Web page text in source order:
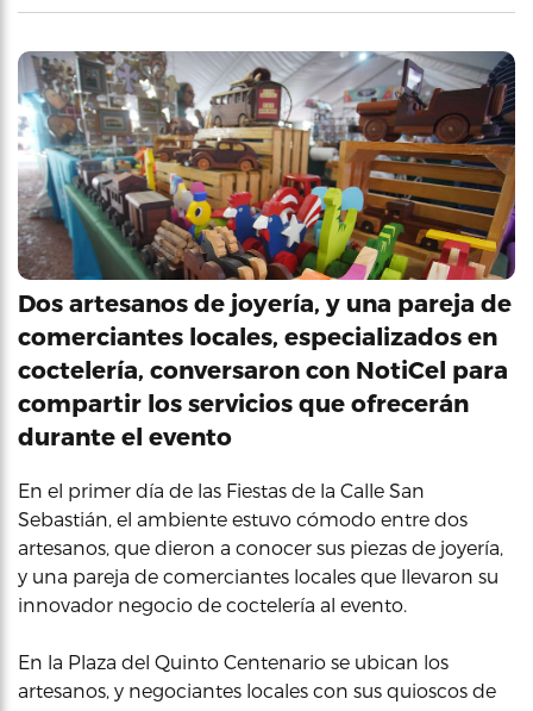
Dos artesanos de joyería, y una pareja de
comerciantes locales, especializados en
coctelería, conversaron con NotiCel para
compartir los servicios que ofrecerán
durante el evento
En el primer día de las Fiestas de la Calle San
Sebastián, el ambiente estuvo cómodo entre dos
artesanos, que dieron a conocer sus piezas de joyería,
y una pareja de comerciantes locales que llevaron su
innovador negocio de coctelería al evento.
En la Plaza del Quinto Centenario se ubican los
artesanos, y negociantes locales con sus quioscos de